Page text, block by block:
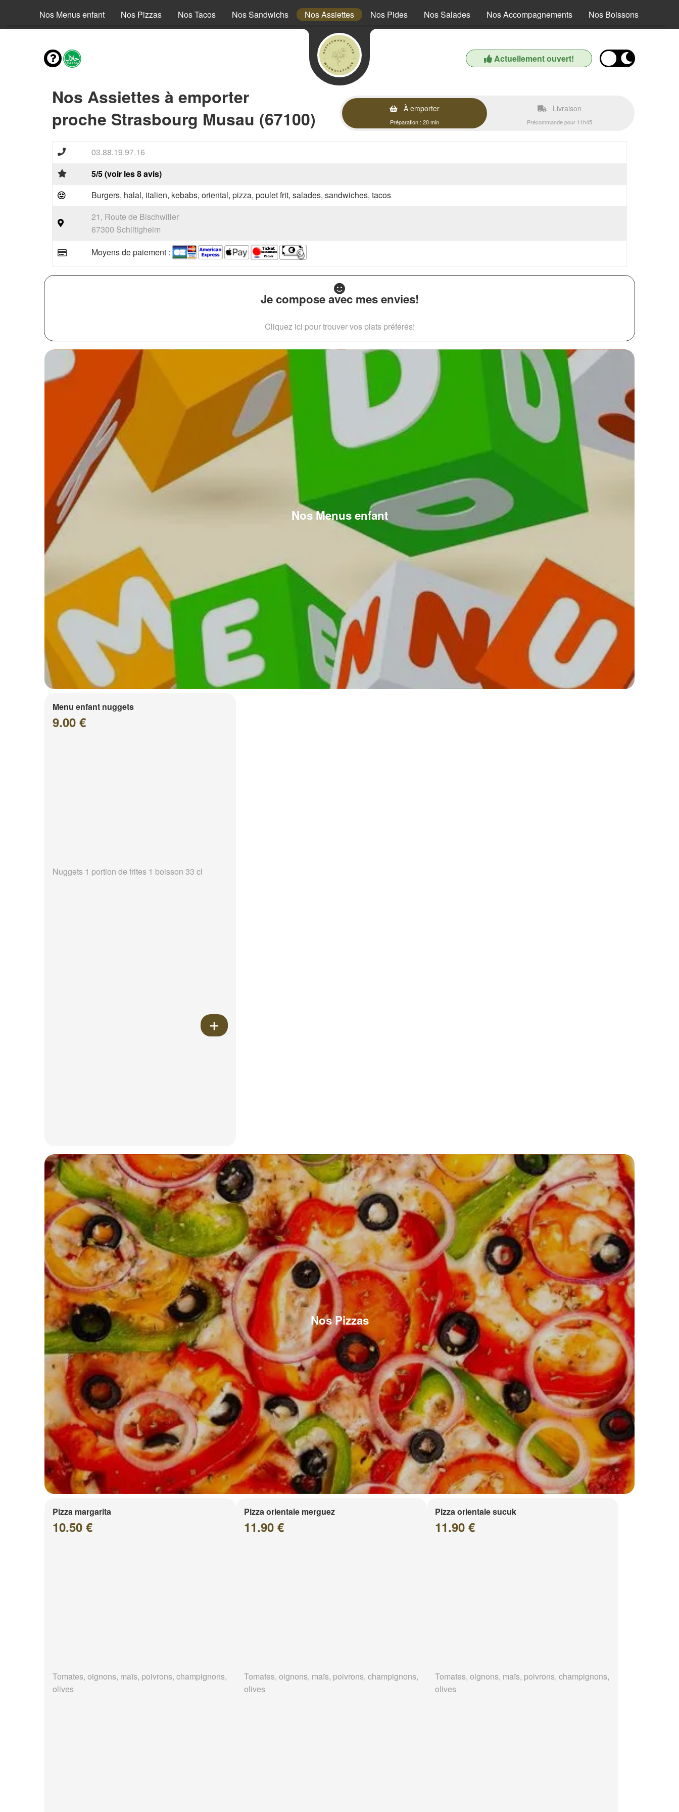
Nos Menus enfant Nos Pizzas Nos Tacos Nos Sandwichs Nos Assiettes Nos Pides Nos Salades Nos Accompagnements Nos Boissons
Actuellement ouvert!
Nos Assiettes à emporter
proche Strasbourg Musau (67100)
À emporter
Préparation : 20 min
Livraison
Précommande pour 11h45
03.88.19.97.16
5/5 (voir les 8 avis)
Burgers, halal, italien, kebabs, oriental, pizza, poulet frit, salades, sandwiches, tacos
21, Route de Bischwiller
67300 Schiltigheim
Moyens de paiement :
Je compose avec mes envies!
Cliquez ici pour trouver vos plats préférés!
Nos Menus enfant
Menu enfant nuggets
9.00 €
Nuggets 1 portion de frites 1 boisson 33 cl
Nos Pizzas
Pizza margarita
10.50 €
Tomates, oignons, maïs, poivrons, champignons,
olives
Pizza orientale merguez
11.90 €
Tomates, oignons, maïs, poivrons, champignons,
olives
Pizza orientale sucuk
11.90 €
Tomates, oignons, maïs, poivrons, champignons,
olives